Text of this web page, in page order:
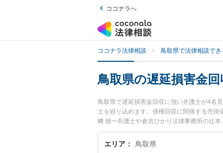
ココナラへ
ココナラ法律相談 鳥取県で法律相談でき
鳥取県の遅延損害金
鳥取県で遅延損害金回収に強い弁護士が4名
士を絞り込めます。債権回収に関係する売
﨑 雄一弁護士や倉吉ひかり法律事務所の辻
に発生した遅延損害金回収のトラブルを今
収を法律相談できる鳥取県内の弁護士に相
エリア 鳥取県